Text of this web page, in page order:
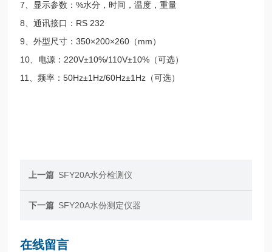
7、显示参数：%水分，时间，温度，重量
8、通讯接口：RS 232
9、外型尺寸：350×200×260（mm）
10、电源：220V±10%/110V±10%（可选）
11、频率：50Hz±1Hz/60Hz±1Hz（可选）
上一篇 SFY20A水分检测仪
下一篇 SFY20A水份测定仪器
在线留言